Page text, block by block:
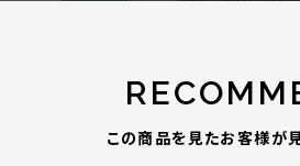
この商品を見たお客様が